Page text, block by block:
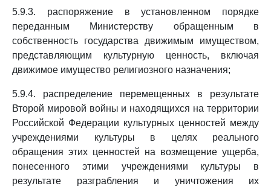
5.9.3. распоряжение в установленном порядке
переданным Министерству обращенным в
собственность государства движимым имуществом,
представляющим культурную ценность, включая
движимое имущество религиозного назначения;
5.9.4. распределение перемещенных в результате
Второй мировой войны и находящихся на территории
Российской Федерации культурных ценностей между
учреждениями культуры в целях реального
обращения этих ценностей на возмещение ущерба,
понесенного этими учреждениями культуры в
результате разграбления и уничтожения их